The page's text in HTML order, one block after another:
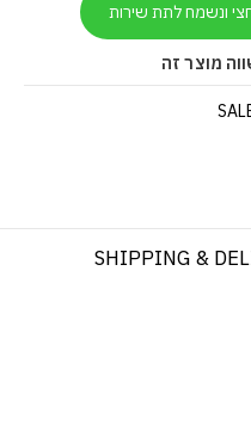
ונשמח לתת שירות
מוצר זה
SHIPPING &